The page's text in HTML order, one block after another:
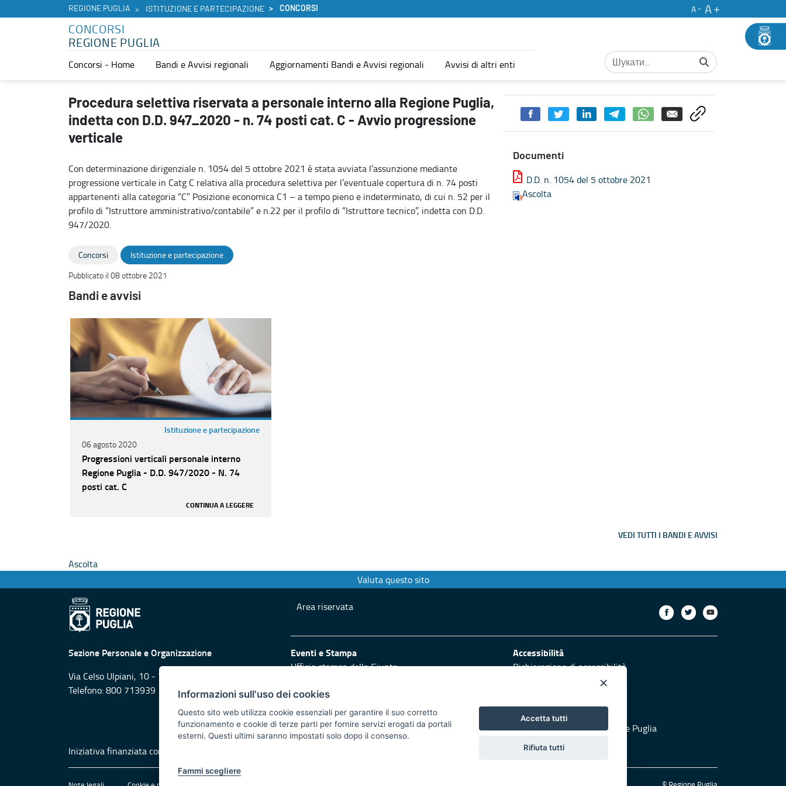
REGIONE PUGLIA ISTITUZIONE E PARTECIPAZIONE CONCORSI A
A
CONCORSI
REGIONE PUGLIA
Concorsi - Home Bandi e Avvisi regionali Aggiornamenti Bandi e Avvisi regionali Avvisi di altri enti
Procedura selettiva riservata a personale interno alla Regione Puglia, indetta con D.D. 947_2020 - n. 74 posti cat. C - Avvio progressione verticale - Concorsi
Procedura selettiva riservata a personale interno alla Regione Puglia,
indetta con D.D. 947_2020 - n. 74 posti cat. C - Avvio progressione
verticale
Con determinazione dirigenziale n. 1054 del 5 ottobre 2021 è stata avviata l’assunzione mediante
progressione verticale in Catg C relativa alla procedura selettiva per l’eventuale copertura di n. 74 posti
appartenenti alla categoria “C” Posizione economica C1 – a tempo pieno e indeterminato, di cui n. 52 per il
profilo di “Istruttore amministrativo/contabile” e n.22 per il profilo di “Istruttore tecnico”, indetta con D.D.
947/2020.
Documenti
D.D. n. 1054 del 5 ottobre 2021
Ascolta
Concorsi
Istituzione e partecipazione
Pubblicato il 08 ottobre 2021
Bandi e avvisi
Istituzione e partecipazione
06 agosto 2020
Progressioni verticali personale interno
Regione Puglia - D.D. 947/2020 - N. 74
posti cat. C
CONTINUA A LEGGERE
VEDI TUTTI I BANDI E AVVISI
Ascolta
Valuta questo sito
Area riservata
Sezione Personale e Organizzazione
Via Celso Ulpiani, 10 - 70125 Bari
Telefono: 800 713939
Eventi e Stampa
Ufficio stampa della Giunta
Logo e identità regionale
Accessibilità
Dichiarazione di accessibilità
Redazione
Responsabili di pubblicazione
Protezione civile
Vai al sito di Protezione Civile Puglia
Iniziativa finanziata con risorse del POR Puglia 2014/2020 - Asse XI
×
Informazioni sull'uso dei cookies
Questo sito web utilizza cookie essenziali per garantire il suo corretto
funzionamento e cookie di terze parti per fornire servizi erogati da portali
esterni. Questi ultimi saranno impostati solo dopo il consenso.
Fammi scegliere
Accetta tutti
Rifiuta tutti